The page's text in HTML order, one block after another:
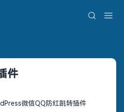
件
微信QQ防红跳转插件